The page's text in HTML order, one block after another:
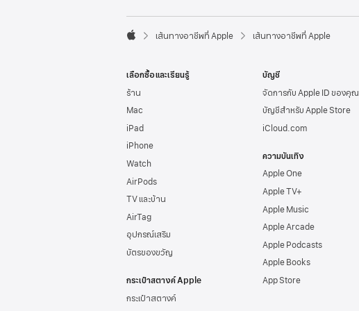
e
o
e
r

p
l
e
เส้นทางอาชีพที่ Apple เส้นทางอาชีพที่ Apple
เลือกซื้อและเรียนรู้
ร้าน
Mac
iPad
iPhone
Watch
AirPods
TV และบ้าน
AirTag
อุปกรณ์เสริม
บัตรของขวัญ
กระเป๋าสตางค์ Apple
กระเป๋าสตางค์
บัญชี
จัดการกับ Apple IDของคุณ
บัญชีสำหรับ Apple Store
iCloud.com
ความบันเทิง
Apple One
Apple TV+
Apple Music
Apple Arcade
Apple Podcasts
Apple Books
App Store